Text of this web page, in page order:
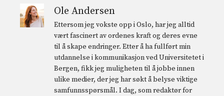
Ole Andersen
Ettersom jeg vokste opp i Oslo, har jeg alltid
vært fascinert av ordenes kraft og deres evne
til å skape endringer. Etter å ha fullført min
utdannelse i kommunikasjon ved Universitetet i
Bergen, fikk jeg muligheten til å jobbe innen
ulike medier, der jeg har søkt å belyse viktige
samfunnsspørsmål. I dag, som redaktør for